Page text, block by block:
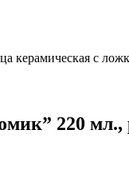
керамическая с
220